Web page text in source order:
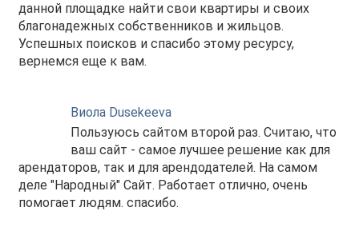
данной площадке найти свои квартиры и своих
благонадежных собственников и жильцов.
Успешных поисков и спасибо этому ресурсу,
вернемся еще к вам.
Виола Dusekeeva
Пользуюсь сайтом второй раз. Считаю, что
ваш сайт - самое лучшее решение как для
арендаторов, так и для арендодателей. На самом
деле "Народный" Сайт. Работает отлично, очень
помогает людям. спасибо.